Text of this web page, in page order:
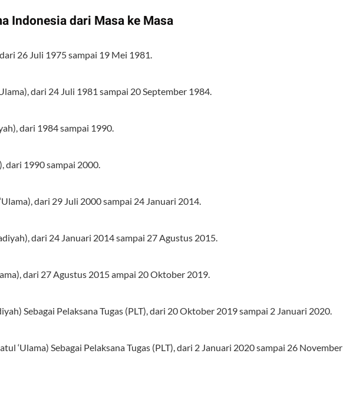
Indonesia dari Masa ke Masa
26 Juli 1975 sampai 19 Mei 1981.
dari 24 Juli 1981 sampai 20 September 1984.
dari 1984 sampai 1990.
dari 1990 sampai 2000.
dari 29 Juli 2000 sampai 24 Januari 2014.
dari 24 Januari 2014 sampai 27 Agustus 2015.
dari 27 Agustus 2015 ampai 20 Oktober 2019.
Sebagai Pelaksana Tugas (PLT), dari 20 Oktober 2019 sampai 2 Januari 2020.
‘Ulama) Sebagai Pelaksana Tugas (PLT), dari 2 Januari 2020 sampai 26 November